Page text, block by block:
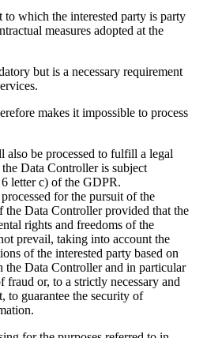
to which the interested party is party
measures adopted at the
but is a necessary requirement
makes it impossible to process
also be processed to fulfill a legal
Data Controller is subject
letter c) of the GDPR.
for the pursuit of the
the Data Controller provided that the
rights and freedoms of the
prevail, taking into account the
of the interested party based on
the Data Controller and in particular
fraud or, to a strictly necessary and
to guarantee the security of